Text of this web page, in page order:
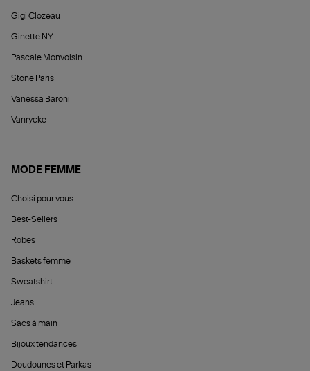
Gigi Clozeau
Ginette NY
Pascale Monvoisin
Stone Paris
Vanessa Baroni
Vanrycke
MODE FEMME
Choisi pour vous
Best-Sellers
Robes
Baskets femme
Sweatshirt
Jeans
Sacs à main
Bijoux tendances
Doudounes et Parkas